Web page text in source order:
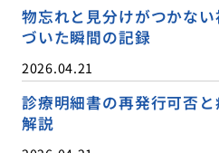
物忘れと見分けがつかな
づいた瞬間の記録
2026.04.21
診療明細書の再発行可否
解説